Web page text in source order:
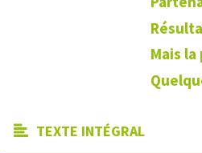
Mais
TEXTE INTÉGRAL